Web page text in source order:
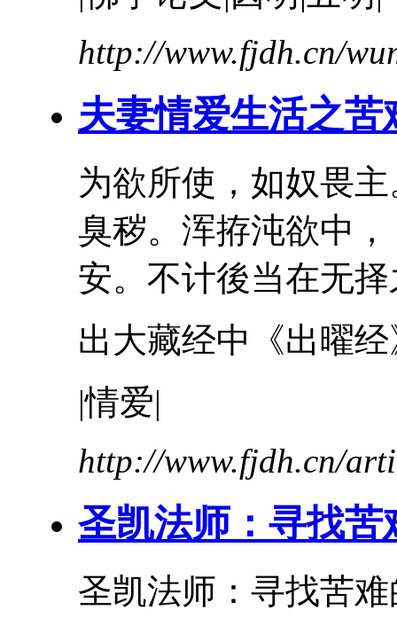
http://www.fjdh.cn/
夫妻情爱生活之苦
为欲所使，如奴畏
臭秽。浑拵沌欲中
安。不计後当在无
出大藏经中《出曜经
|情爱|
http://www.fjdh.cn/
圣凯法师：寻找苦
圣凯法师：寻找苦难